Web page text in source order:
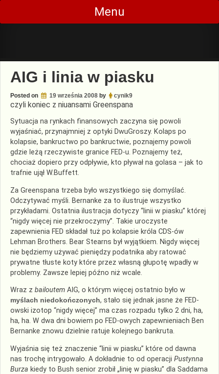
Skip
content
Menu
AIG i linia w piasku
Posted on 19 września 2008 by cynik9
czyli koniec z niuansami Greenspana
Sytuacja na rynkach finansowych zaczyna się powoli
wyjaśniać, przynajmniej z optyki DwuGroszy. Kolaps po
kolapsie, bankructwo po bankructwie, poznajemy powoli
gdzie leżą rzeczywiste granice FED-u. Poznajemy też,
chociaż dopiero przy odpływie, kto pływał na golasa – jak to
trafnie ujął W.Buffett.
Za Greenspana trzeba było wszystkiego się domyślać.
Odczytywać myśli. Bernanke za to ilustruje wszystko
przykładami. Ostatnia ilustracja dotyczy “linii w piasku” której
“nigdy więcej nie przekroczymy”. Takie uroczyste
zapewnienia FED składał tuż po kolapsie króla CDS-ów
Lehman Brothers. Bear Stearns był wyjątkiem. Nigdy więcej
nie będziemy używać pieniędzy podatnika aby ratować
prywatne tłuste koty które przez własną głupotę wpadły w
problemy. Zawsze lepiej późno niż wcale.
Wraz z bailoutem AIG, o którym więcej ostatnio było w
myślach niedokończonych, stało się jednak jasne że FED-
owski izotop “nigdy więcej” ma czas rozpadu tylko 2 dni, ha,
ha, ha. W dwa dni bowiem po FED-owych zapewnieniach Ben
Bernanke znowu dzielnie ratuje kolejnego bankruta.
Wyjaśnia się też znaczenie “linii w piasku” które od dawna
nas trochę intrygowało. A dokładnie to od operacji Pustynna
Burza kiedy to Bush senior zrobił „linię w piasku” dla Saddama